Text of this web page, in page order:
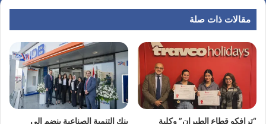
مقالات ذات صلة
“ترافكو قطاع الطيران” وكلية
بنك التنمية الصناعية ينضم إلي